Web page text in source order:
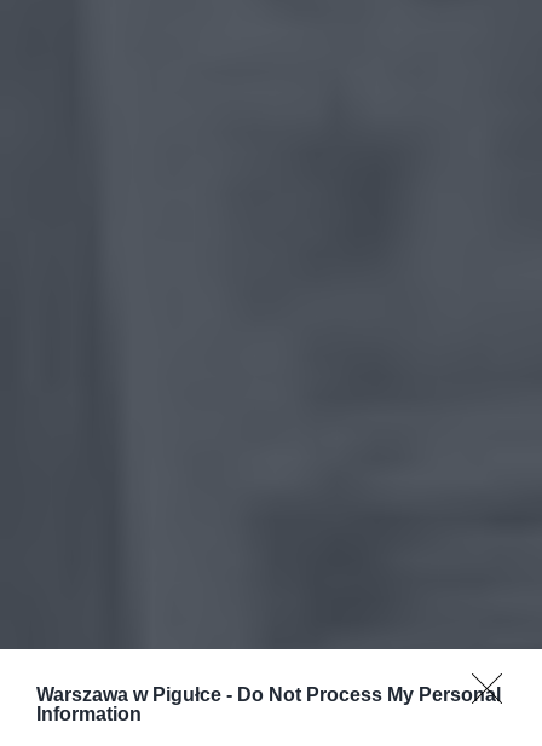
Warszawa w Pigułce - Do Not Process My Personal
Information